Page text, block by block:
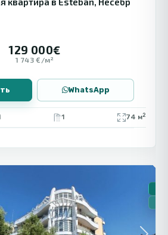
129 000€
1 743 €/м²
WhatsApp
1 74 м2